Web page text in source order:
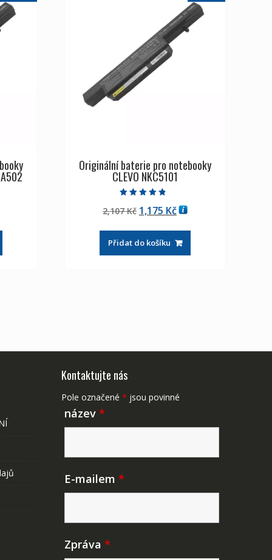
Kč
Originální baterie pro notebooky
CLEVO NKC5101
4.50
z 5
2,107Kč Původní
byla:
2,107 Kč
1,175 KčAktuální
je:
1,175 Kč
Přidat do košíku
Kontaktujte nás
Pole označené * jsou povinné
název *
E-mailem *
Zpráva *